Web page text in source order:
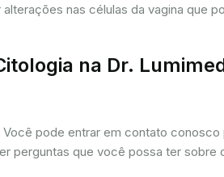
nas células da vagina que
na Dr.
pode entrar em contato
perguntas que você possa ter sobre